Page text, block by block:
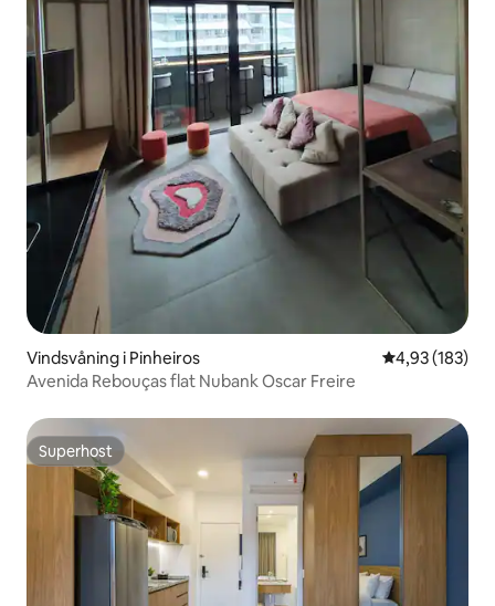
Vindsvåning i Pinheiros 4,93 av 5 i
4,93 (183)
Avenida Rebouças flat Nubank Oscar Freire
Superhost
Superhost